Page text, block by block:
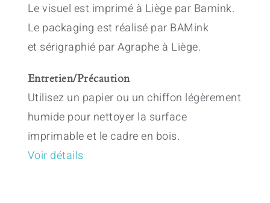
Le visuel est imprimé à Liège par Bamink.
Le packaging est réalisé par BAMink
et sérigraphié par Agraphe à Liège.
Entretien/Précaution
Utilisez un papier ou un chiffon légèrement
humide pour nettoyer la surface
imprimable et le cadre en bois.
Voir détails